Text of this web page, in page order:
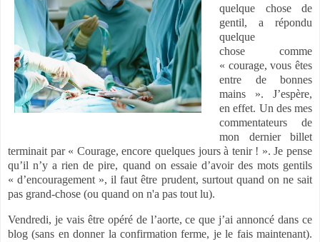
quelque chose de
gentil, a répondu
quelque
chose comme
« courage, vous êtes
entre de bonnes
mains ». J’espère,
en effet. Un des mes
commentateurs de
mon dernier billet
terminait par « Courage, encore quelques jours à tenir ! ». Je pense
qu’il n’y a rien de pire, quand on essaie d’avoir des mots gentils
« d’encouragement », il faut être prudent, surtout quand on ne sait
pas grand-chose (ou quand on n'a pas tout lu).
Vendredi, je vais être opéré de l’aorte, ce que j’ai annoncé dans ce
blog (sans en donner la confirmation ferme, je le fais maintenant).